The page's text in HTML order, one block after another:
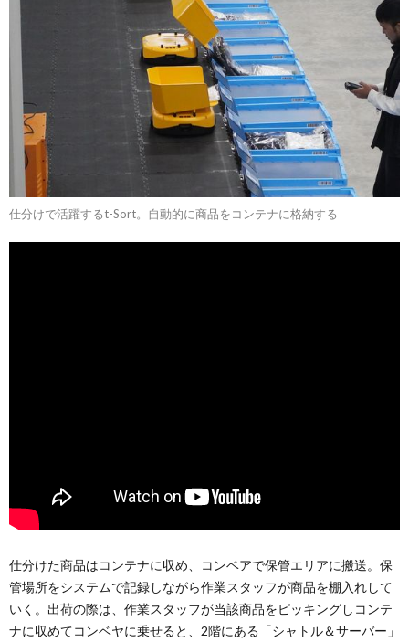
仕分けで活躍するt-Sort。自動的に商品をコンテナに格納する
仕分けた商品はコンテナに収め、コンベアで保管エリアに搬送。保
管場所をシステムで記録しながら作業スタッフが商品を棚入れして
いく。出荷の際は、作業スタッフが当該商品をピッキングしコンテ
ナに収めてコンベヤに乗せると、2階にある「シャトル＆サーバー」